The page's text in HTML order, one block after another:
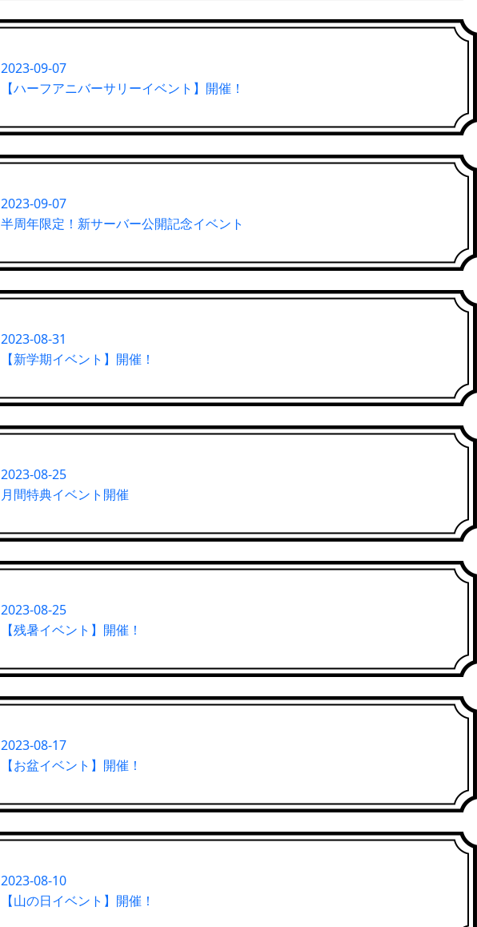
2023-09-07
【ハーフアニバーサリーイベント】開催！
2023-09-07
半周年限定！新サーバー公開記念イベント
2023-08-31
【新学期イベント】開催！
2023-08-25
月間特典イベント開催
2023-08-25
【残暑イベント】開催！
2023-08-17
【お盆イベント】開催！
2023-08-10
【山の日イベント】開催！